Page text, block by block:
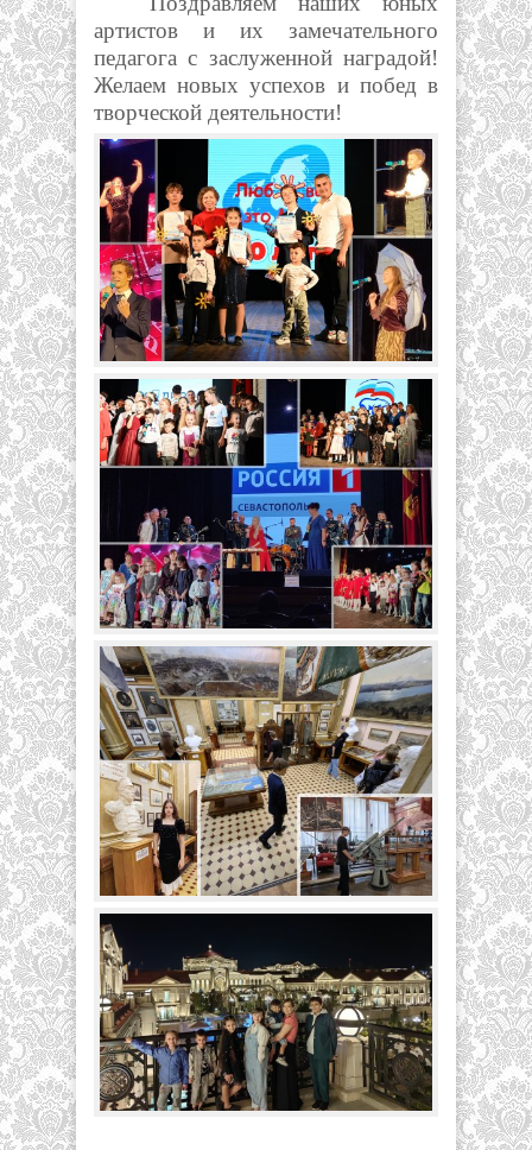
артистов и их замечательного
педагога с заслуженной наградой!
Желаем новых успехов и побед в
творческой деятельности!